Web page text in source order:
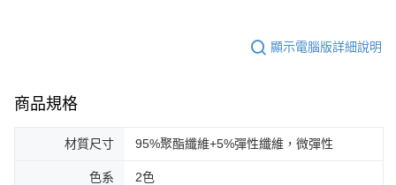
顯示電腦版詳細說明
商品規格
材質尺寸 95%聚酯纖維+5%彈性纖維，微彈性
色系 2色